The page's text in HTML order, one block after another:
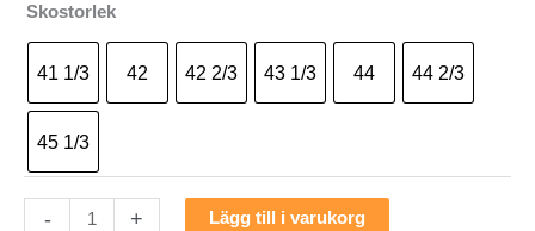
Skostorlek
41 1/3 42 42 2/3 43 1/3 44 44 2/3
45 1/3
- + Lägg till i varukorg